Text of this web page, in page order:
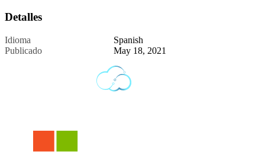
Detalles
Idioma
Spanish
Publicado
May 18, 2021